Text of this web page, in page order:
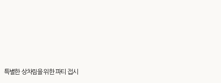
특별한 상차림을 위한 파티 접시